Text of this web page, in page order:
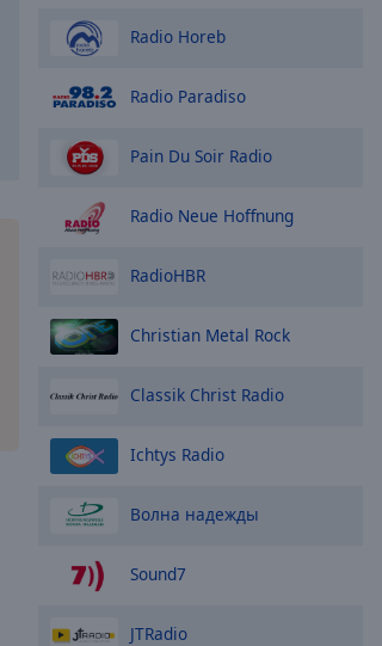
Radio Horeb
Radio Paradiso
Pain Du Soir Radio
Radio Neue Hoffnung
RadioHBR
Christian Metal Rock
Classik Christ Radio
Ichtys Radio
Волна надежды
Sound7
JTRadio